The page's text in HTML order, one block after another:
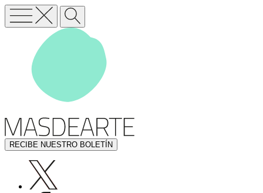
RECIBE NUESTRO BOLETÍN